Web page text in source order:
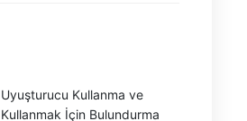
Uyuşturucu Kullanma ve
Kullanmak İçin Bulundurma